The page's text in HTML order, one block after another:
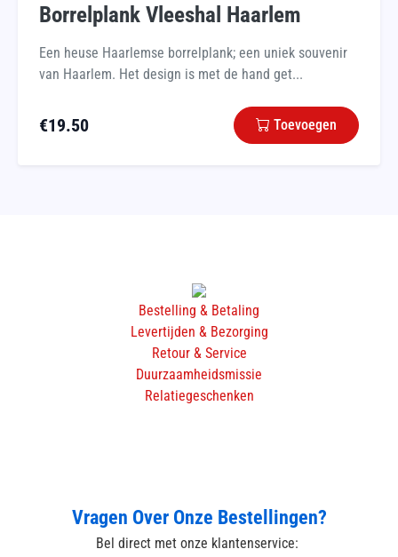
Borrelplank Vleeshal Haarlem
Een heuse Haarlemse borrelplank; een uniek souvenir
van Haarlem. Het design is met de hand get...
€19.50 Toevoegen
Bestelling & Betaling
Levertijden & Bezorging
Retour & Service
Duurzaamheidsmissie
Relatiegeschenken
Vragen Over Onze Bestellingen?
Bel direct met onze klantenservice: